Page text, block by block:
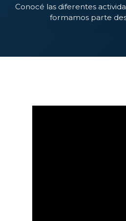
Conocé las diferentes
formamos parte